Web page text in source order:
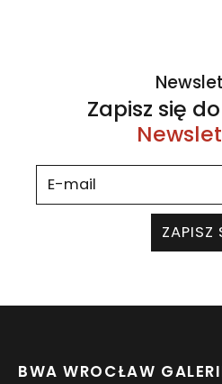
Zapisz się
ZAPISZ
BWA WROCŁAW